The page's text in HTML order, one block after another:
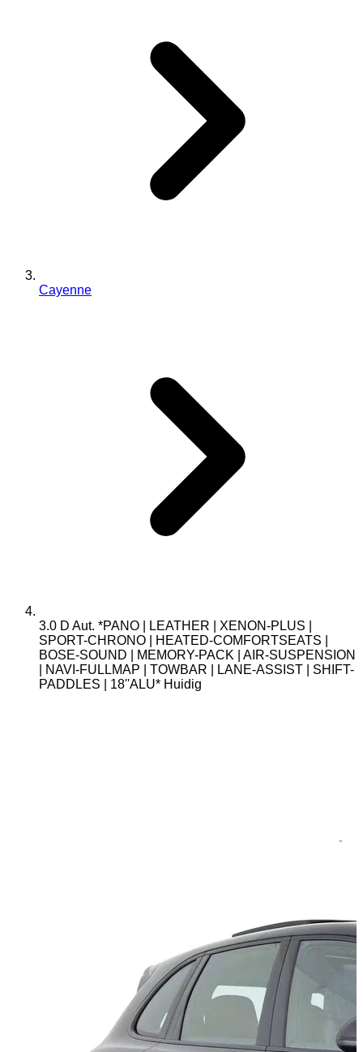
Cayenne
3.0 D Aut. *PANO | LEATHER | XENON-PLUS |
SPORT-CHRONO | HEATED-COMFORTSEATS |
BOSE-SOUND | MEMORY-PACK | AIR-SUSPENSION
| NAVI-FULLMAP | TOWBAR | LANE-ASSIST | SHIFT-
PADDLES | 18''ALU* Huidig